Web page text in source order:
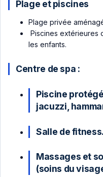
Plage et piscines
Plage privée
Piscines extérieures
les enfants.
Centre de spa :
Piscine
jacuzzi,
Salle de fitness.
Massages et
(soins du